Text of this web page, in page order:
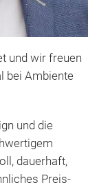
und wir freuen
bei Ambiente
und die
dauerhaft,
Preis-